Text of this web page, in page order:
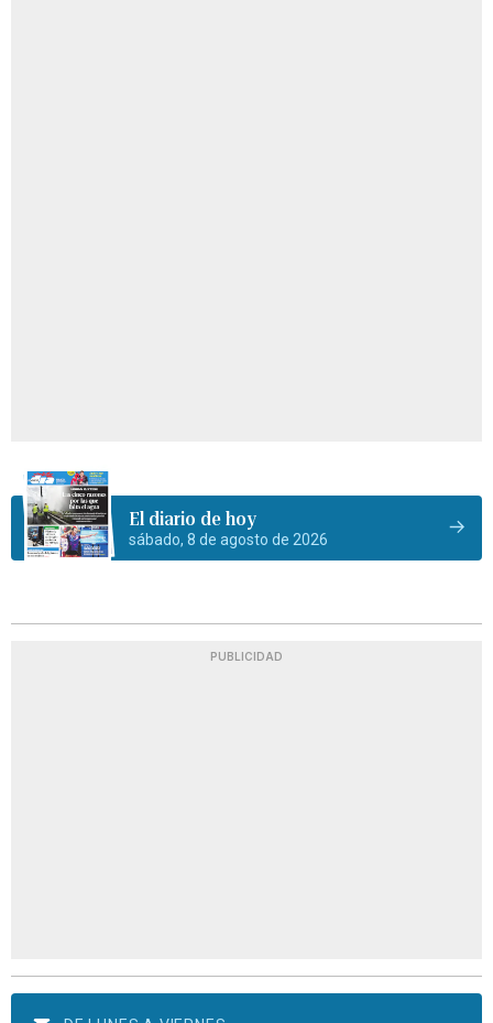
El diario de hoy
sábado, 8 de agosto de 2026
PUBLICIDAD